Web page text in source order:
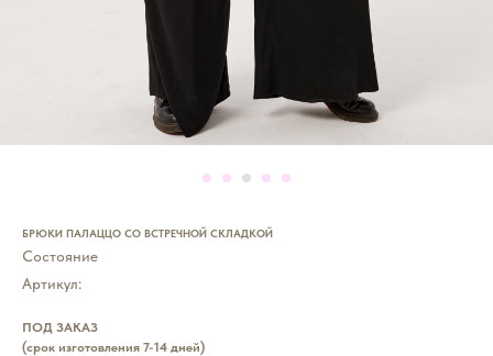
БРЮКИ ПАЛАЦЦО СО ВСТРЕЧНОЙ СКЛАДКОЙ
Состояние
Артикул:
ПОД ЗАКАЗ
(срок изготовления 7-14 дней)